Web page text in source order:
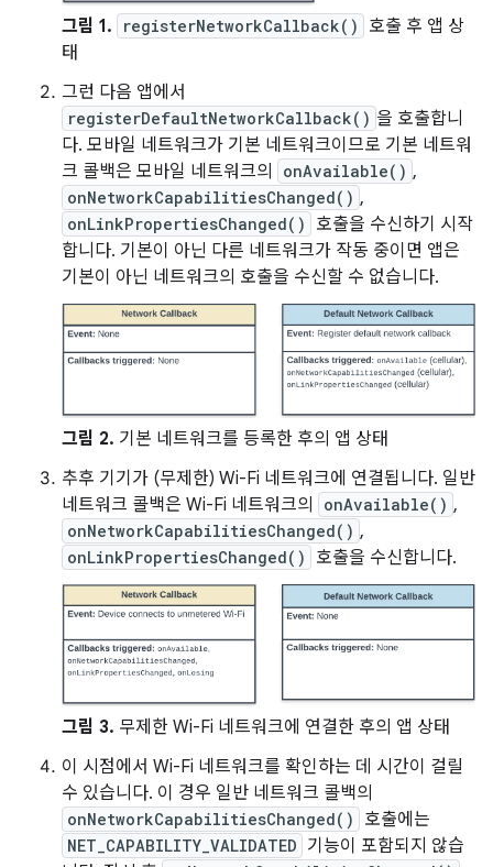
그림 1. registerNetworkCallback()
호출 후 앱 상
태
그런 다음 앱에서
registerDefaultNetworkCallback() 을 호출합니
다. 모바일 네트워크가 기본 네트워크이므로 기본 네트워
크 콜백은 모바일 네트워크의
onAvailable() ,
onNetworkCapabilitiesChanged() ,
onLinkPropertiesChanged()
호출을 수신하기 시작
합니다. 기본이 아닌 다른 네트워크가 작동 중이면 앱은
기본이 아닌 네트워크의 호출을 수신할 수 없습니다.
그림 2. 기본 네트워크를 등록한 후의 앱 상태
추후 기기가 (무제한) Wi-Fi 네트워크에 연결됩니다. 일반
네트워크 콜백은 Wi-Fi 네트워크의
onAvailable() ,
onNetworkCapabilitiesChanged() ,
onLinkPropertiesChanged() 호출을 수신합니다.
그림 3. 무제한 Wi-Fi 네트워크에 연결한 후의 앱 상태
이 시점에서 Wi-Fi 네트워크를 확인하는 데 시간이 걸릴
수 있습니다. 이 경우 일반 네트워크 콜백의
onNetworkCapabilitiesChanged() 호출에는
NET_CAPABILITY_VALIDATED 기능이 포함되지 않습